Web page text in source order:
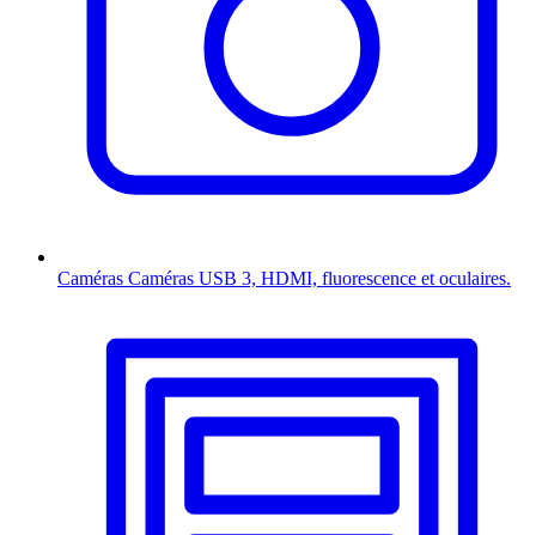
Caméras Caméras USB 3, HDMI, fluorescence et oculaires.